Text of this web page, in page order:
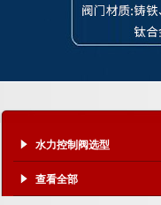
水力控制阀选型
查看全部